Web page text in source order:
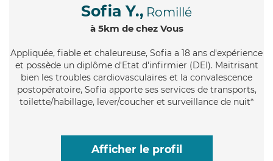
Sofia Y., Romillé
à 5km de chez Vous
Appliquée, fiable et chaleureuse, Sofia a 18 ans d'expérience
et possède un diplôme d'Etat d'infirmier (DEI). Maitrisant
bien les troubles cardiovasculaires et la convalescence
postopératoire, Sofia apporte ses services de transports,
toilette/habillage, lever/coucher et surveillance de nuit*
Afficher le profil